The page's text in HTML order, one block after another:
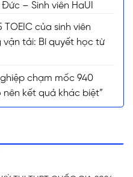
– Sinh viên HaUI
của sinh viên
tải: Bí quyết học từ
chạm mốc 940
nên kết quả khác biệt”